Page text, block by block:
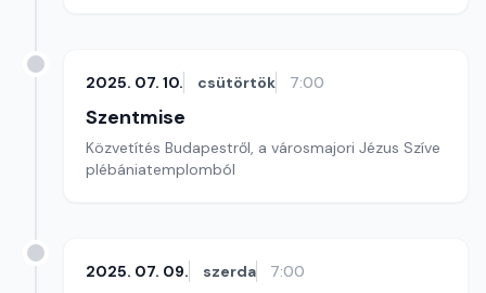
2025. 07. 10. csütörtök 7:00
Szentmise
Közvetítés Budapestről, a városmajori Jézus Szíve
plébániatemplomból
2025. 07. 09. szerda 7:00